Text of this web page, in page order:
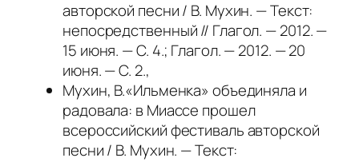
авторской песни / В. Мухин. — Текст:
непосредственный // Глагол. — 2012. —
15 июня. — С. 4.; Глагол. — 2012. — 20
июня. — С. 2.,
Мухин, В.«Ильменка» объединяла и
радовала: в Миассе прошел
всероссийский фестиваль авторской
песни / В. Мухин. — Текст: